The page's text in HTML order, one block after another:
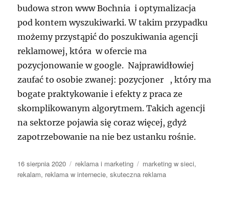
budowa stron www Bochnia i optymalizacja
pod kontem wyszukiwarki. W takim przypadku
możemy przystąpić do poszukiwania agencji
reklamowej, która w ofercie ma
pozycjonowanie w google. Najprawidłowiej
zaufać to osobie zwanej: pozycjoner , który ma
bogate praktykowanie i efekty z praca ze
skomplikowanym algorytmem. Takich agencji
na sektorze pojawia się coraz więcej, gdyż
zapotrzebowanie na nie bez ustanku rośnie.
Data
publikacji
16 sierpnia 2020 Kategorie
reklama i marketing Tagi
marketing w sieci,
rekalam, reklama w internecie,skuteczna reklama